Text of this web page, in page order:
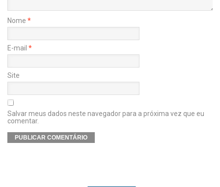
Nome *
E-mail *
Site
Salvar meus dados neste navegador para a próxima vez que eu
comentar.